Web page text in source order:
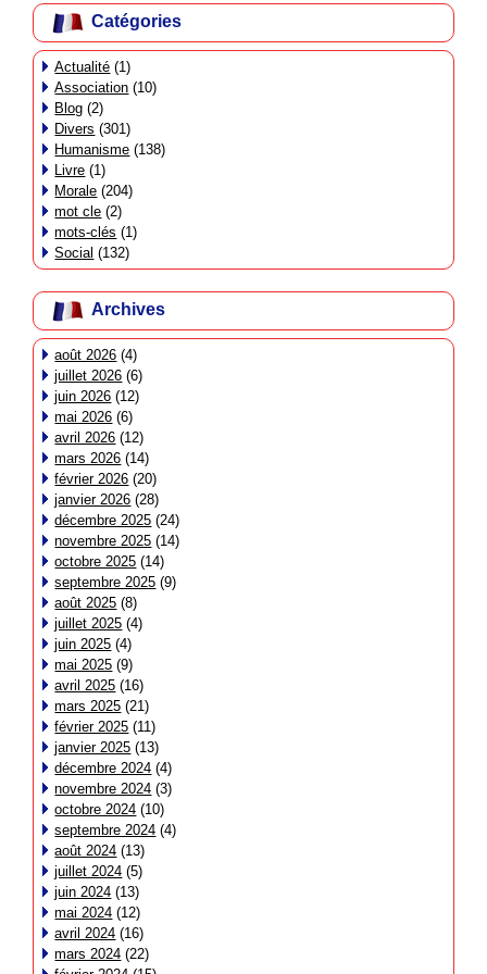
Catégories
Actualité (1)
Association (10)
Blog (2)
Divers (301)
Humanisme (138)
Livre (1)
Morale (204)
mot cle (2)
mots-clés (1)
Social (132)
Archives
août 2026 (4)
juillet 2026 (6)
juin 2026 (12)
mai 2026 (6)
avril 2026 (12)
mars 2026 (14)
février 2026 (20)
janvier 2026 (28)
décembre 2025 (24)
novembre 2025 (14)
octobre 2025 (14)
septembre 2025 (9)
août 2025 (8)
juillet 2025 (4)
juin 2025 (4)
mai 2025 (9)
avril 2025 (16)
mars 2025 (21)
février 2025 (11)
janvier 2025 (13)
décembre 2024 (4)
novembre 2024 (3)
octobre 2024 (10)
septembre 2024 (4)
août 2024 (13)
juillet 2024 (5)
juin 2024 (13)
mai 2024 (12)
avril 2024 (16)
mars 2024 (22)